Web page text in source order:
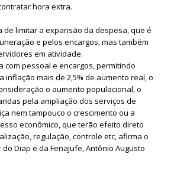
hora extra.
de limitar a expansão da despesa, que é
e pelos encargos, mas também
em atividade.
com pessoal e encargos, permitindo
inflação mais de 2,5% de aumento real, o
o aumento populacional, o
pela ampliação dos serviços de
nem tampouco o crescimento ou a
econômico, que terão efeito direto
regulação, controle etc, afirma o
Diap e da Fenajufe, Antônio Augusto